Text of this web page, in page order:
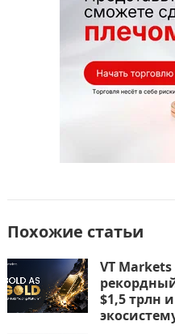
т
ь
Похожие статьи
VT
$1,5 трлн